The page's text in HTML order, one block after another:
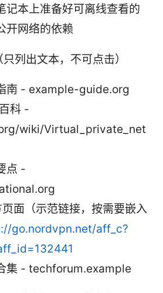
记本上准备好可离线查看的
开网络的依赖
列出文本，不可点击）
南 - example-guide.org
科 -
wiki/Virtual_private_net
点 -
面（示范链接，按需要嵌入
go.nordvpn.net/aff_c?
集 - techforum.example